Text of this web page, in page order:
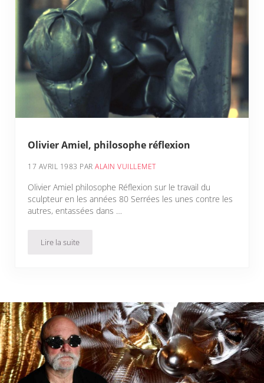
Olivier Amiel, philosophe réflexion
17 AVRIL 1983 PARALAIN VUILLEMET
Olivier Amiel philosophe Réflexion sur le travail du
sculpteur en les années 80 Serrées les unes contre les
autres, entassées dans …
Lire la suiteOlivier Amiel, philosophe réflexion